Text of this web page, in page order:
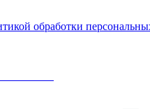
обработки